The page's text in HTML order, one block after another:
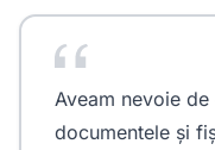
Aveam nevoie
documentele și